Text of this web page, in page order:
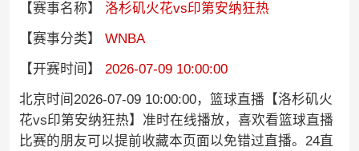
【赛事名称】
洛杉矶火花vs印第安纳狂热
【赛事分类】
WNBA
【开赛时间】
2026-07-09 10:00:00
北京时间2026-07-09 10:00:00，篮球直播【洛杉矶火
花vs印第安纳狂热】准时在线播放，喜欢看篮球直播
比赛的朋友可以提前收藏本页面以免错过直播。24直